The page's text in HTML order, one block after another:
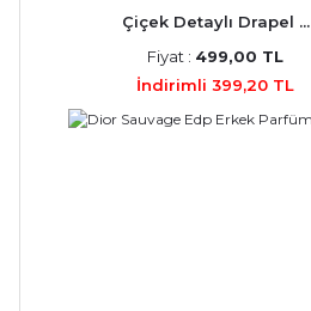
Çiçek Detaylı Drapel ...
Fiyat : 499,00 TL
İndirimli 399,20 TL